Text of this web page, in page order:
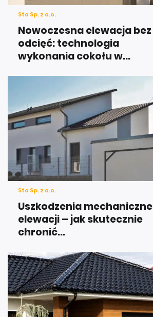
Sto Sp. z o.o.
Nowoczesna elewacja bez
odcięć: technologia
wykonania cokołu w...
Sto Sp. z o.o.
Uszkodzenia mechaniczne
elewacji – jak skutecznie
chronić...